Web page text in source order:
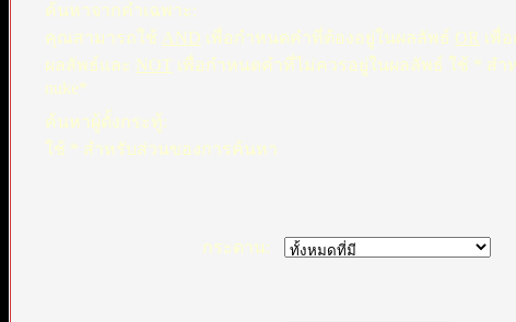
ค้นหาจากคำเฉพาะ:
คุณสามารถใช้ AND เพื่อกำหนดคำที่ต้องอยู่ในผลลัพธ์ OR เพื่
ผลลัพธ์และ NOT เพื่อกำหนดคำที่ไม่ควรอยู่ในผลลัพธ์ ใช้ * สำ
nuke*
ค้นหาผู้ตั้งกระทู้:
ใช้ * สำหรับส่วนของการค้นหา
กระดาน: